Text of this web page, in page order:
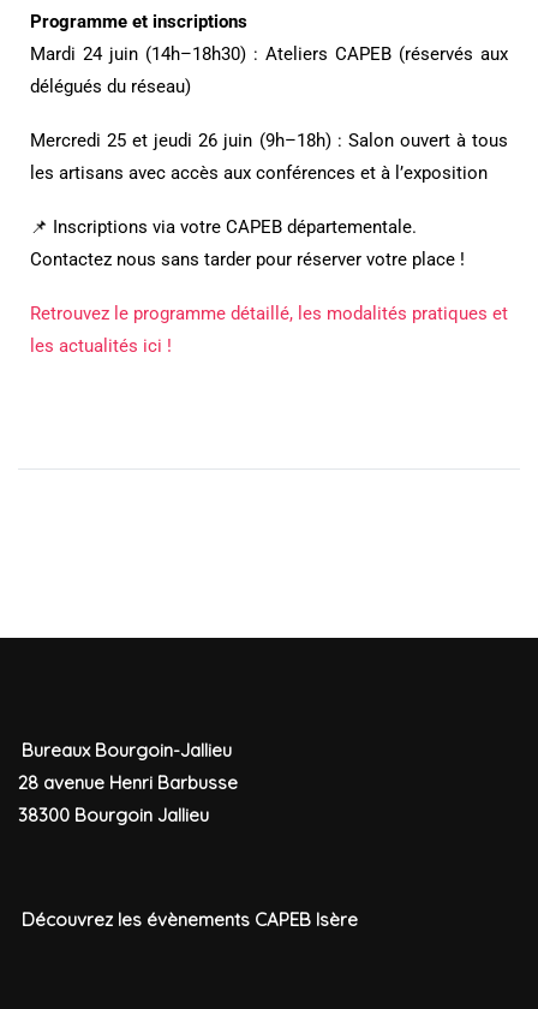
Programme et inscriptions
Mardi 24 juin (14h–18h30) : Ateliers CAPEB (réservés aux
délégués du réseau)
Mercredi 25 et jeudi 26 juin (9h–18h) : Salon ouvert à tous
les artisans avec accès aux conférences et à l’exposition
📌 Inscriptions via votre CAPEB départementale.
Contactez nous sans tarder pour réserver votre place !
Retrouvez le programme détaillé, les modalités pratiques et
les actualités ici !
Bureaux Bourgoin-Jallieu
28 avenue Henri Barbusse
38300 Bourgoin Jallieu
Découvrez les évènements CAPEB Isère